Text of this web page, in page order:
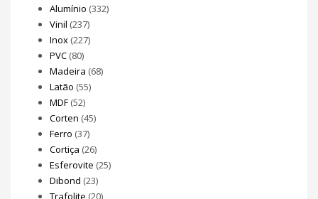
Alumínio (332)
Vinil (237)
Inox (227)
PVC (80)
Madeira (68)
Latão (55)
MDF (52)
Corten (45)
Ferro (37)
Cortiça (26)
Esferovite (25)
Dibond (23)
Trafolite (20)